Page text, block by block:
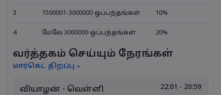
3 1500001-3000000 ஒப்பந்தங்கள் 10%
4 மேலே 3000000 ஒப்பந்தங்கள் 20%
வர்த்தகம் செய்யும் நேரங்கள்
மார்கெட் திறப்பு
வியாழன் - வெள்ளி 22:01 - 20:59